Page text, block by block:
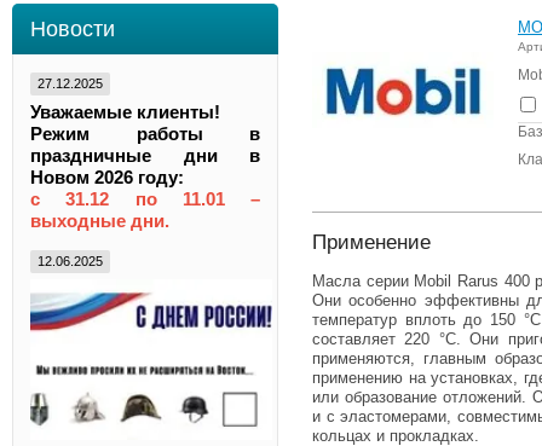
Новости
27.12.2025
Уважаемые клиенты!
Режим работы в
праздничные дни в
Новом 2026 году:
с 31.12 по 11.01 –
выходные дни.
12.06.2025
Применение
Масла серии Mobil Rarus 400
Они особенно эффективны
температур вплоть до 150
составляет 220 °C. Они
применяются, главным
применению на установках,
или образование отложений.
и с эластомерами,
кольцах и прокладках.